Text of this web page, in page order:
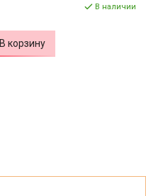
В наличии
В корзину